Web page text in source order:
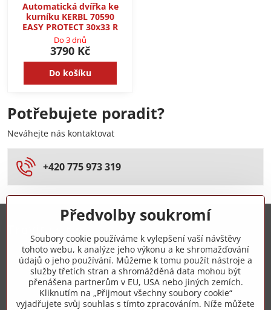
Automatická dvířka ke
kurníku KERBL 70590
EASY PROTECT 30x33 R
Do 3 dnů
3790 Kč
Do košíku
Potřebujete poradit?
Neváhejte nás kontaktovat
+420 775 973 319
+420 775 973 319
info​@zipzop​.cz
Předvolby soukromí
Soubory cookie používáme k vylepšení vaší návštěvy
tohoto webu, k analýze jeho výkonu a ke shromažďování
údajů o jeho používání. Můžeme k tomu použít nástroje a
služby třetích stran a shromážděná data mohou být
přenášena partnerům v EU, USA nebo jiných zemích.
Kliknutím na „Přijmout všechny soubory cookie“
vyjadřujete svůj souhlas s tímto zpracováním. Níže můžete